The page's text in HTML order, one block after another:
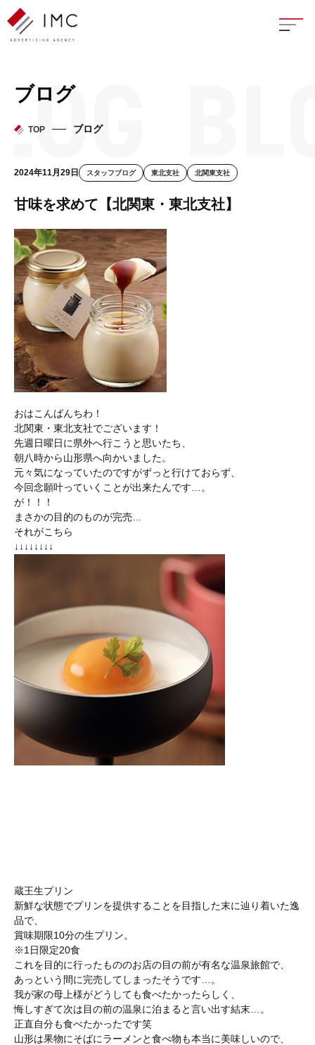
座談
ブログ
TOP ブログ
2024年11月29日 スタッフブログ 東北支社 北関東支社
甘味を求めて【北関東・東北支社】
おはこんばんちわ！
北関東・東北支社でございます！
先週日曜日に県外へ行こうと思いたち、
朝八時から山形県へ向かいました。
元々気になっていたのですがずっと行けておらず、
今回念願叶っていくことが出来たんです…。
が！！！
まさかの目的のものが完売…
それがこちら
↓↓↓↓↓↓↓↓
蔵王生プリン
新鮮な状態でプリンを提供することを目指した末に辿り着いた逸
品で、
賞味期限10分の⽣プリン。
※1⽇限定20⾷
これを目的に行ったもののお店の目の前が有名な温泉旅館で、
あっという間に完売してしまったそうです…。
我が家の母上様がどうしても食べたかったらしく、
悔しすぎて次は目の前の温泉に泊まると言い出す結末…。
正直自分も食べたかったです笑
山形は果物にそばにラーメンと食べ物も本当に美味しいので、